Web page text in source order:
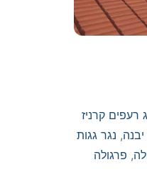
רעפים קרניז
, נגר גגות
, פרגולה